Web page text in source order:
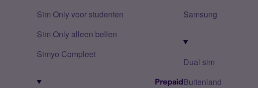
Sim Only voor studenten
Sim Only alleen bellen
Simyo Compleet
Prepaid
Samsung
Dual sim
Buitenland